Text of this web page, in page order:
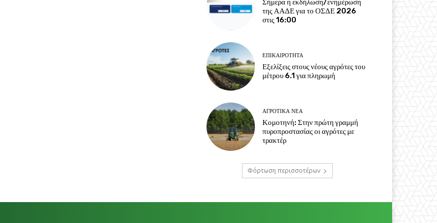
Σήμερα η εκδήλωση/ενημέρωση
της ΑΑΔΕ για το ΟΣΔΕ 2026
στις 16:00
ΕΠΙΚΑΙΡΌΤΗΤΑ
Εξελίξεις στους νέους αγρότες του
μέτρου 6.1 για πληρωμή
ΑΓΡΟΤΙΚΆ ΝΈΑ
Κομοτηνή: Στην πρώτη γραμμή
πυροπροστασίας οι αγρότες με
τρακτέρ
Φόρτωση περισσοτέρων